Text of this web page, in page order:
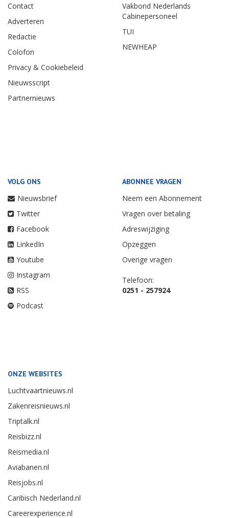
Contact
Adverteren
Redactie
Colofon
Privacy & Cookiebeleid
Nieuwsscript
Partnernieuws
Vakbond Nederlands
Cabinepersoneel
TUI
NEWHEAP
VOLG ONS
Nieuwsbrief
Twitter
Facebook
LinkedIn
Youtube
Instagram
RSS
Podcast
ABONNEE VRAGEN
Neem een Abonnement
Vragen over betaling
Adreswijziging
Opzeggen
Overige vragen
Telefoon:
0251 - 257924
ONZE WEBSITES
Luchtvaartnieuws.nl
Zakenreisnieuws.nl
Triptalk.nl
Reisbizz.nl
Reismedia.nl
Aviabanen.nl
Reisjobs.nl
Caribisch Nederland.nl
Careerexperience.nl